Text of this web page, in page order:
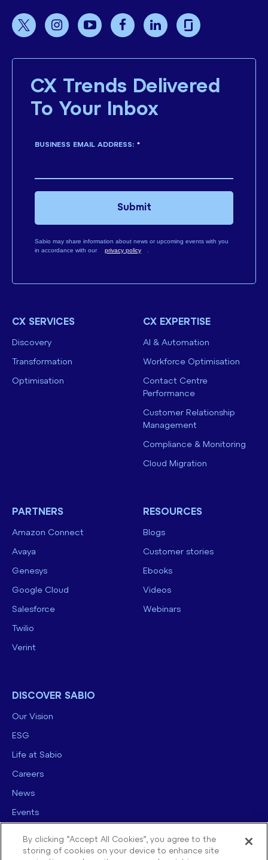
CX Trends Delivered
To Your Inbox
*
BUSINESS EMAIL ADDRESS:
Sabio may share information about news or upcoming events with you
in accordance with our
privacy policy .
Submit
CX SERVICES
Discovery
Transformation
Optimisation
CX EXPERTISE
AI & Automation
Workforce Optimisation
Contact Centre
Performance
Customer Relationship
Management
Compliance & Monitoring
Cloud Migration
PARTNERS
Amazon Connect
Avaya
Genesys
Google Cloud
Salesforce
Twilio
Verint
RESOURCES
Blogs
Customer stories
Ebooks
Videos
Webinars
DISCOVER SABIO
Our Vision
ESG
Life at Sabio
Careers
News
Events
By clicking “Accept All Cookies”, you agree to the
storing of cookies on your device to enhance site